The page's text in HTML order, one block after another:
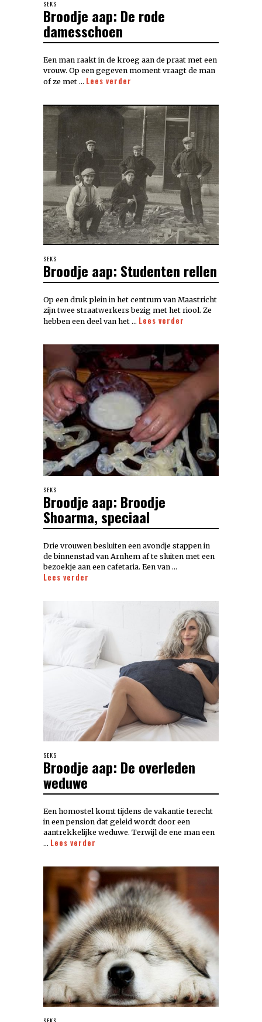
SEKS
Broodje aap: De rode
damesschoen
Een man raakt in de kroeg aan de praat met een
vrouw. Op een gegeven moment vraagt de man
of ze met … Lees verder
SEKS
Broodje aap: Studenten rellen
Op een druk plein in het centrum van Maastricht
zijn twee straatwerkers bezig met het riool. Ze
hebben een deel van het … Lees verder
SEKS
Broodje aap: Broodje
Shoarma, speciaal
Drie vrouwen besluiten een avondje stappen in
de binnenstad van Arnhem af te sluiten met een
bezoekje aan een cafetaria. Een van …
Lees verder
SEKS
Broodje aap: De overleden
weduwe
Een homostel komt tijdens de vakantie terecht
in een pension dat geleid wordt door een
aantrekkelijke weduwe. Terwijl de ene man een
… Lees verder